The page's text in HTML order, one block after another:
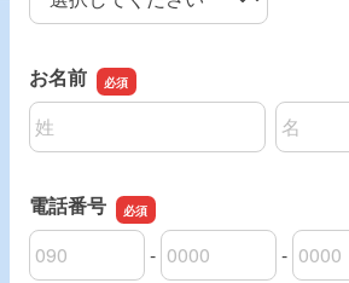
お名前
名前の姓
名前の名
電話番号
電話番号の市外局番
-
電話番号の市内局番 -
電話番号の加入者番号